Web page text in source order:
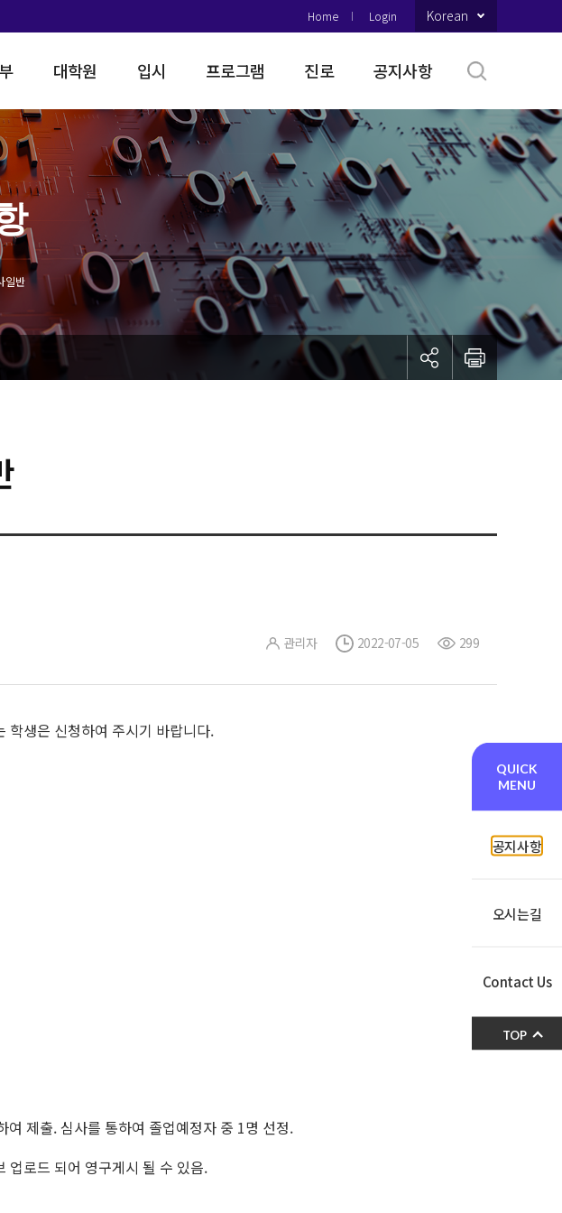
Home Login Korean
대학원 입시 프로그램 진로 공지사항
일반
관리자 2022-07-05 299
학생은 신청하여 주시기 바랍니다.
제출. 심사를 통하여 졸업예정자 중 1명 선정.
업로드 되어 영구게시 될 수 있음.
QUICK
MENU
공지사항
오시는길
Contact Us
TOP